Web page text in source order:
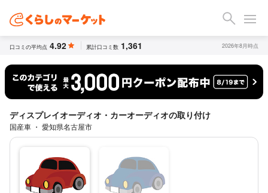
口コミの平均点 4.92 累計口コミ数 1,361 2026年8月時点
ディスプレイオーディオ・カーオーディオの取り付け
国産車 ・ 愛知県名古屋市